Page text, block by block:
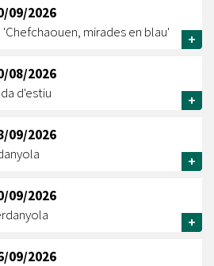
09/2026
mirades en blau'
+
08/2026
d'estiu
+
09/2026
+
09/2026
+
09/2026